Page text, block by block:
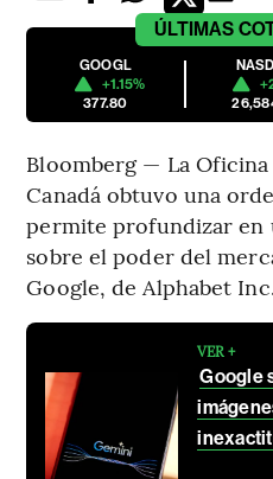
ÚLTIMAS
GOOGL
+1.15%
377.80
Bloomberg — La
Canadá obtuvo una
permite profundizar en
sobre el poder del
Google, de Alphabet
VER +
Google